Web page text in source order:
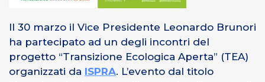
Il 30 marzo il Vice Presidente Leonardo Brunori
ha partecipato ad un degli incontri del
progetto “Transizione Ecologica Aperta” (TEA)
organizzati da ISPRA. L’evento dal titolo